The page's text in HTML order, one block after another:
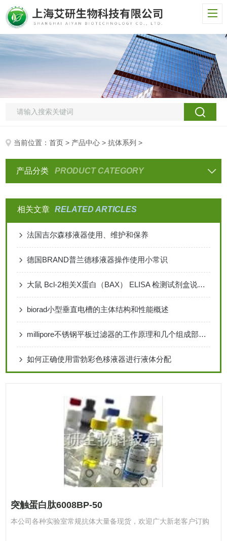
当前位置：首页 > 产品中心 >抗体系列 >
产品分类 PRODUCT CATEGORY
相关文章 RELATED ARTICLES
法国吉尔森移液器使用、维护和保养
德国BRAND普兰德移液器操作使用小常识
大鼠 Bcl-2相关X蛋白（BAX） ELISA 检测试剂盒说明书
biorad小型垂直电槽的主体结构和性能概述
millipore不锈钢平板过滤器的工作原理和几个组成部分介绍
如何正确使用雷勃彩色移液器进行液体分配
突触蛋白肽6008BP-50
本公司各种实验室常规抗体大量备现货，欢迎广大新老客户订购